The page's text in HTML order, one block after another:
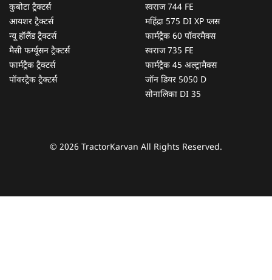
कुबोटा ट्रैक्टर्स
आयशर ट्रैक्टर्स
न्यू हॉलैंड ट्रैक्टर्स
मैसी फर्ग्यूसन ट्रैक्टर्स
फार्मट्रैक ट्रैक्टर्स
पॉवरट्रैक ट्रैक्टर्स
स्वराज 744 FE
महिंद्रा 575 DI XP प्लस
फार्मट्रैक 60 पॉवरमैक्स
स्वराज 735 FE
फार्मट्रैक 45 अल्ट्रामैक्स
जॉन डियर 5050 D
सोनालिका DI 35
© 2026 TractorKarvan All Rights Reserved.